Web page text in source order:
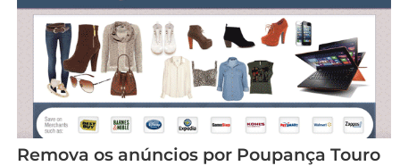
Remova os anúncios por Poupança Touro